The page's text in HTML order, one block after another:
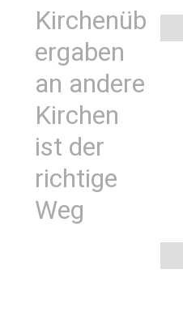
Kirchenüb
ergaben
an andere
Kirchen
ist der
richtige
Weg